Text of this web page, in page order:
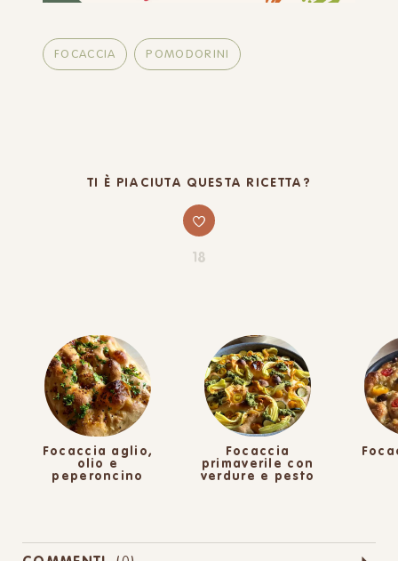
FOCACCIA POMODORINI
TI È PIACIUTA QUESTA RICETTA?
18
Focaccia aglio,
olio e
peperoncino
Focaccia
primaverile con
verdure e pesto